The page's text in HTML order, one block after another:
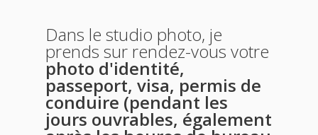
Dans le studio photo, je
prends sur rendez-vous votre
photo d'identité,
passeport, visa, permis de
conduire (pendant les
jours ouvrables, également